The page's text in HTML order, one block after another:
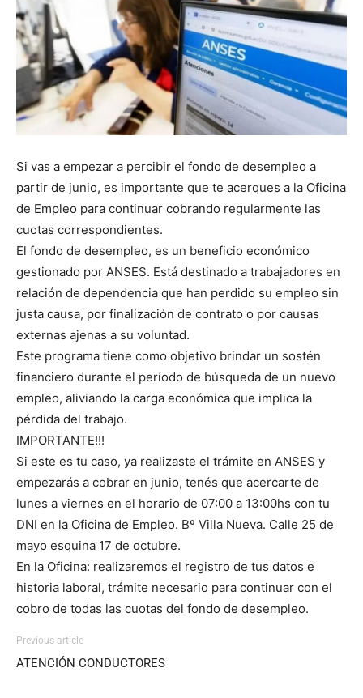
Si vas a empezar a percibir el fondo de desempleo a
partir de junio, es importante que te acerques a la Oficina
de Empleo para continuar cobrando regularmente las
cuotas correspondientes.
El fondo de desempleo, es un beneficio económico
gestionado por ANSES. Está destinado a trabajadores en
relación de dependencia que han perdido su empleo sin
justa causa, por finalización de contrato o por causas
externas ajenas a su voluntad.
Este programa tiene como objetivo brindar un sostén
financiero durante el período de búsqueda de un nuevo
empleo, aliviando la carga económica que implica la
pérdida del trabajo.
IMPORTANTE!!!
Si este es tu caso, ya realizaste el trámite en ANSES y
empezarás a cobrar en junio, tenés que acercarte de
lunes a viernes en el horario de 07:00 a 13:00hs con tu
DNI en la Oficina de Empleo. Bº Villa Nueva. Calle 25 de
mayo esquina 17 de octubre.
En la Oficina: realizaremos el registro de tus datos e
historia laboral, trámite necesario para continuar con el
cobro de todas las cuotas del fondo de desempleo.
Previous article
ATENCIÓN CONDUCTORES